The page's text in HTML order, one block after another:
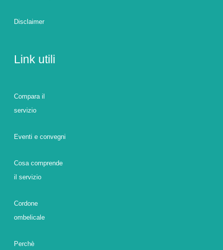
Disclaimer
Link utili
Compara il
servizio
Eventi e convegni
Cosa comprende
il servizio
Cordone
ombelicale
Perchè